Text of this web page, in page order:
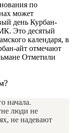
по
может
день Курбан-
Это десятый
календаря, в
айт отмечают
Отметили
начала.
люди не
не надевают